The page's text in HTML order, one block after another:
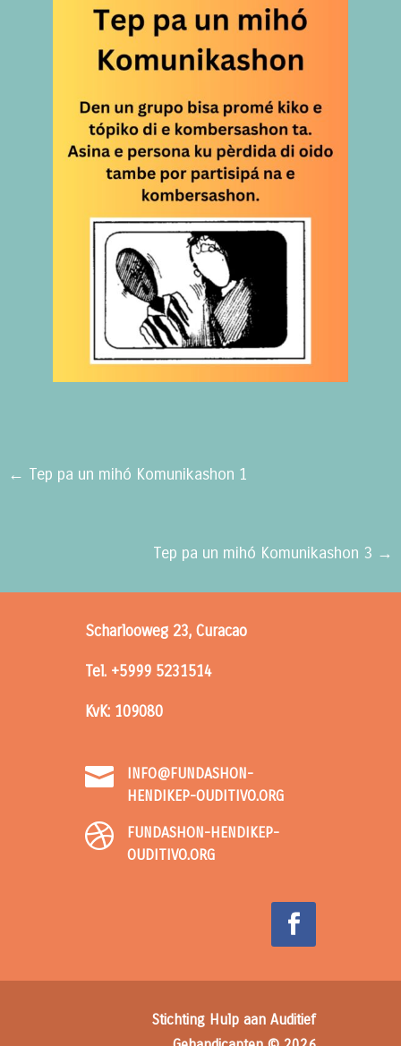
← Tep pa un mihó Komunikashon 1
Tep pa un mihó Komunikashon 3 →
Scharlooweg 23, Curacao
Tel. +5999 5231514
KvK: 109080

INFO@FUNDASHON-
HENDIKEP-OUDITIVO.ORG

FUNDASHON-HENDIKEP-
OUDITIVO.ORG
Stichting Hulp aan Auditief